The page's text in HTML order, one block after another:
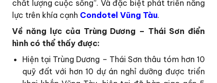
chất lượng cuộc sống”. Và đặc biệt phát triển năng
lực trên khía cạnh Condotel Vũng Tàu.
Về năng lực của Trùng Dương – Thái Sơn điển
hình có thể thấy được:
Hiện tại Trùng Dương – Thái Sơn thâu tóm hơn 10
quỹ đất với hơn 10 dự án nghỉ dưỡng được triển